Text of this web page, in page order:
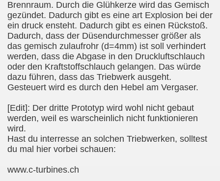
Brennraum. Durch die Glühkerze wird das Gemisch
gezündet. Dadurch gibt es eine art Explosion bei der
ein druck ensteht. Dadurch gibt es einen Rückstoß.
Dadurch, dass der Düsendurchmesser größer als
das gemisch zulaufrohr (d=4mm) ist soll verhindert
werden, dass die Abgase in den Druckluftschlauch
oder den Kraftstoffschlauch gelangen. Das würde
dazu führen, dass das Triebwerk ausgeht.
Gesteuert wird es durch den Hebel am Vergaser.
[Edit]: Der dritte Prototyp wird wohl nicht gebaut
werden, weil es warscheinlich nicht funktionieren
wird.
Hast du interresse an solchen Triebwerken, solltest
du mal hier vorbei schauen:
www.c-turbines.ch